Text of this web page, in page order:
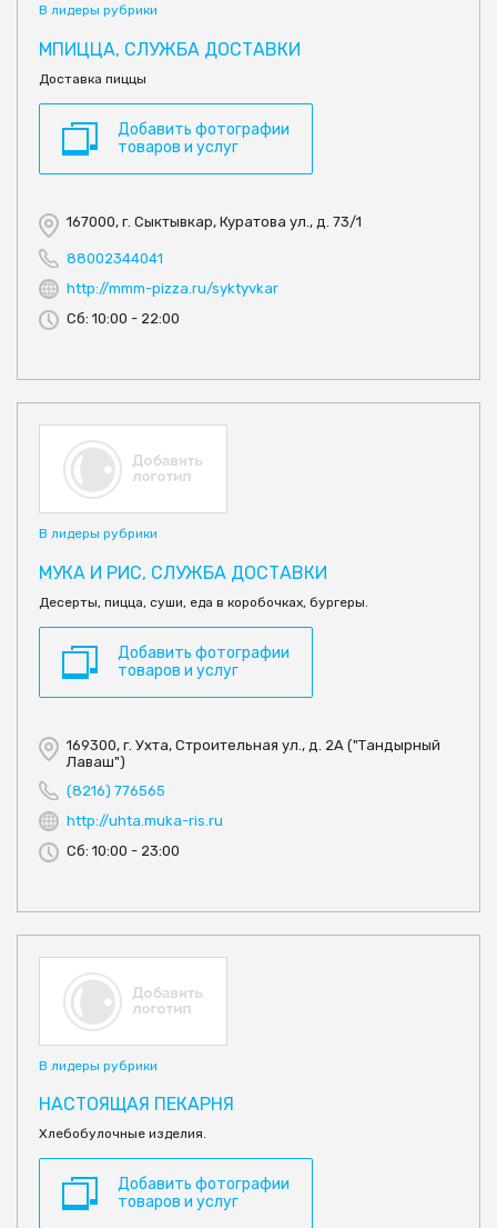
В лидеры рубрики
МПИЦЦА, СЛУЖБА ДОСТАВКИ
Доставка пиццы
Добавить фотографии
товаров и услуг
167000, г. Сыктывкар, Куратова ул., д. 73/1
88002344041
http://mmm-pizza.ru/syktyvkar
Сб: 10:00 - 22:00
В лидеры рубрики
МУКА И РИС, СЛУЖБА ДОСТАВКИ
Десерты, пицца, суши, еда в коробочках, бургеры.
Добавить фотографии
товаров и услуг
169300, г. Ухта, Строительная ул., д. 2А ("Тандырный
Лаваш")
(8216) 776565
http://uhta.muka-ris.ru
Сб: 10:00 - 23:00
В лидеры рубрики
НАСТОЯЩАЯ ПЕКАРНЯ
Хлебобулочные изделия.
Добавить фотографии
товаров и услуг